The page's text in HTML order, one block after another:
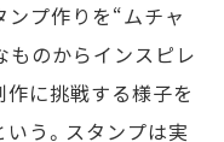
ンプ作りを“ムチャ
ものからインスピレ
に挑戦する様子を
う。スタンプは実